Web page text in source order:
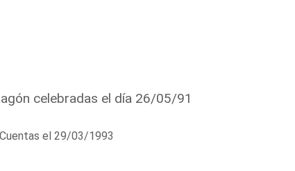
celebradas el día 26/05/91
el 29/03/1993